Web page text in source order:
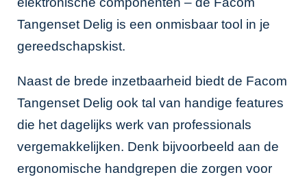
Tangenset Delig is een onmisbaar tool in je
gereedschapskist.
Naast de brede inzetbaarheid biedt de Facom
Tangenset Delig ook tal van handige features
die het dagelijks werk van professionals
vergemakkelijken. Denk bijvoorbeeld aan de
ergonomische handgrepen die zorgen voor